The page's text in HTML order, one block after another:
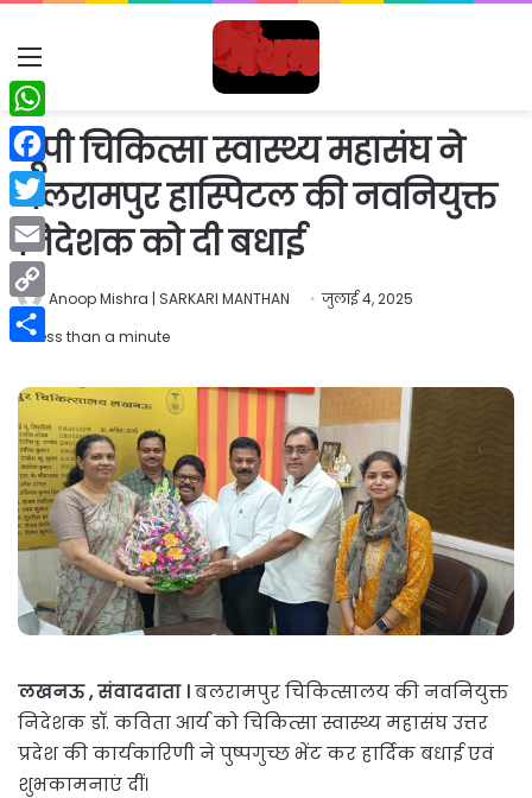
Menu
यूपी चिकित्सा स्वास्थ्य महासंघ ने
बलरामपुर हास्पिटल की नवनियुक्त
निदेशक को दी बधाई
Anoop Mishra | SARKARI MANTHAN
जुलाई 4, 2025
Less than a minute
लखनऊ , संवाददाता ।बलरामपुर चिकित्सालय की नवनियुक्त
निदेशक डॉ. कविता आर्य को चिकित्सा स्वास्थ्य महासंघ उत्तर
प्रदेश की कार्यकारिणी ने पुष्पगुच्छ भेंट कर हार्दिक बधाई एवं
शुभकामनाएं दीं।
WhatsApp
Facebook
Twitter
Email
Copy
Link